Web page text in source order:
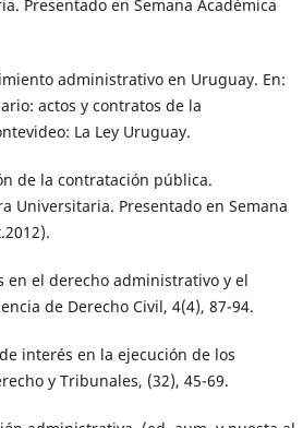
Presentado en Semana Académica
administrativo en Uruguay. En:
actos y contratos de la
La Ley Uruguay.
de la contratación pública.
Universitaria. Presentado en Semana
en el derecho administrativo y el
de Derecho Civil, 4(4), 87-94.
interés en la ejecución de los
y Tribunales, (32), 45-69.